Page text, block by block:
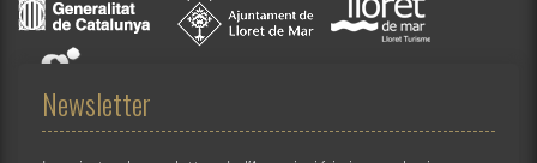
Newsletter